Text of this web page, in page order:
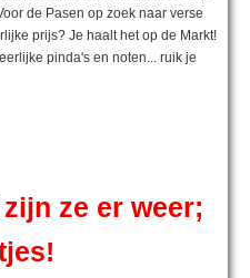
de Pasen op zoek naar verse
prijs? Je haalt het op de Markt!
pinda's en noten... ruik je
ze er weer;